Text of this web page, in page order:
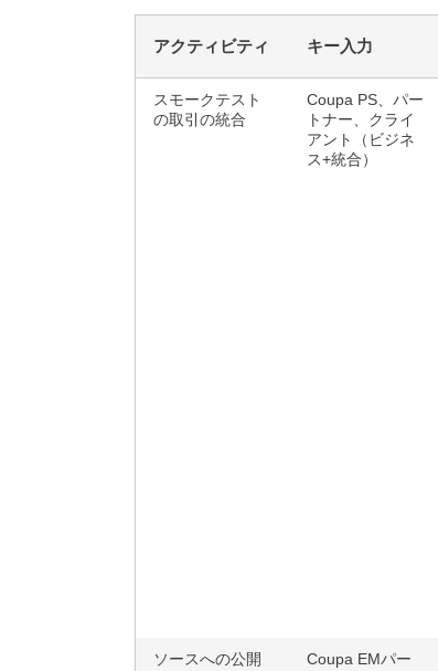
アクティビティ キー入力
スモークテスト
の取引の統合
Coupa PS、パー
トナー、クライ
アント（ビジネ
ス+統合）
ソースへの公開
Coupa EMパー